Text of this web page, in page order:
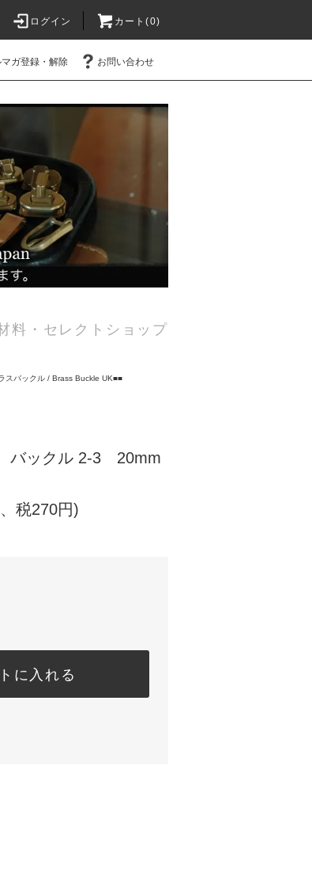
ログイン カート(0)
マガ登録・解除 お問い合わせ
料・セレクトショップ
スバックル / Brass Buckle UK■■
ックル 2-3 20mm
税270円)
に入れる